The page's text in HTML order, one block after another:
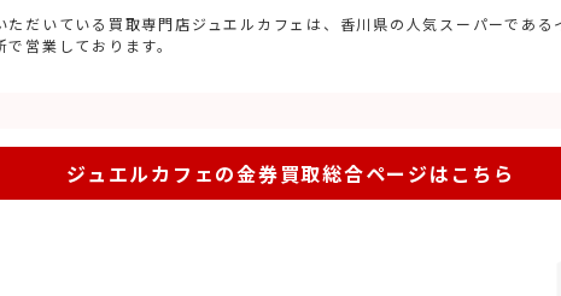
だいている買取専門店ジュエルカフェは、香川県の人気スーパーであ
営業しております。
ジュエルカフェの金券買取総合ページはこちら